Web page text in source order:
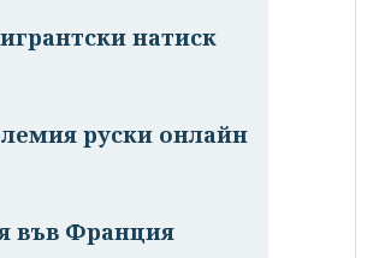
натиск
руски онлайн
във Франция